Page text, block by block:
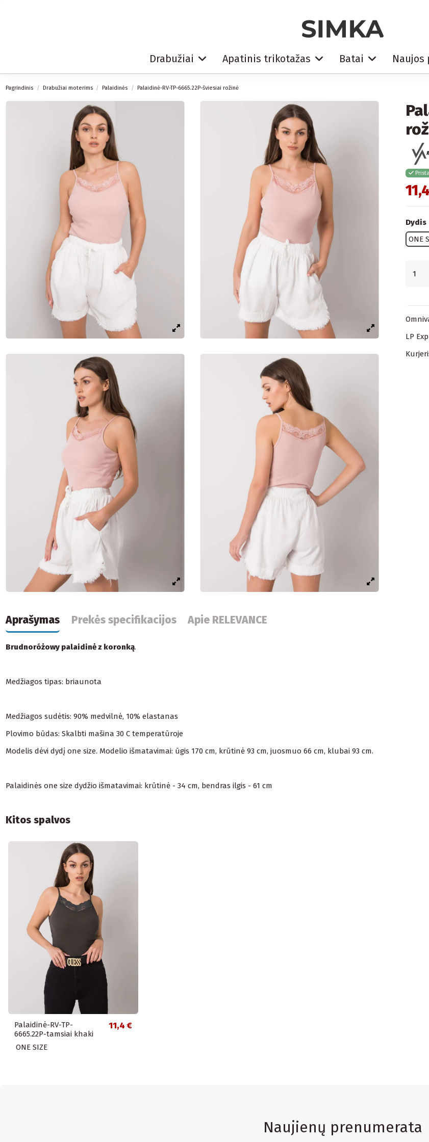
Drabužiai Apatinis trikotažas Batai Naujos
Pagrindinis Drabužiai moterims Palaidinės Palaidinė-RV-TP-6665.22P-šviesiai rožinė
Dydis
ONE
LP
Aprašymas Prekės specifikacijos Apie RELEVANCE
Brudnoróżowy palaidinė z koronką.
Medžiagos tipas: briaunota
Medžiagos sudėtis: 90% medvilnė, 10% elastanas
Plovimo būdas: Skalbti mašina 30 C temperatūroje
Modelis dėvi dydį one size. Modelio išmatavimai: ūgis 170 cm, krūtinė 93 cm, juosmuo 66 cm, klubai 93 cm.
Palaidinės one size dydžio išmatavimai: krūtinė - 34 cm, bendras ilgis - 61 cm
Kitos spalvos
Palaidinė-RV-TP-
6665.22P-tamsiai khaki
11,4 €
ONE SIZE
Naujienų prenumerata